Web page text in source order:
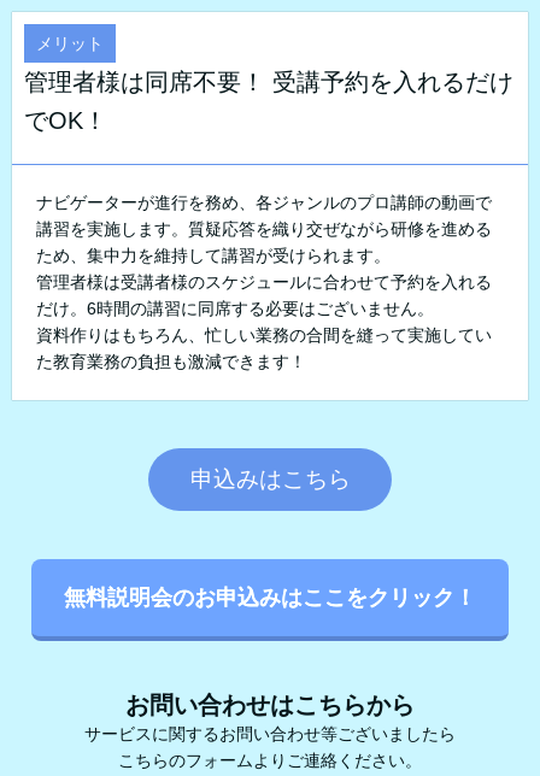
メリット
管理者様は同席不要！ 受講予約を入れるだけ
でOK！
ナビゲーターが進行を務め、各ジャンルのプロ講師の動画で
講習を実施します。質疑応答を織り交ぜながら研修を進める
ため、集中力を維持して講習が受けられます。
管理者様は受講者様のスケジュールに合わせて予約を入れる
だけ。6時間の講習に同席する必要はございません。
資料作りはもちろん、忙しい業務の合間を縫って実施してい
た教育業務の負担も激減できます！
申込みはこちら
無料説明会のお申込みはここをクリック！
お問い合わせはこちらから
サービスに関するお問い合わせ等ございましたら
こちらのフォームよりご連絡ください。